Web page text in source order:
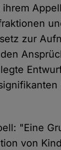
zur
"Eine
von